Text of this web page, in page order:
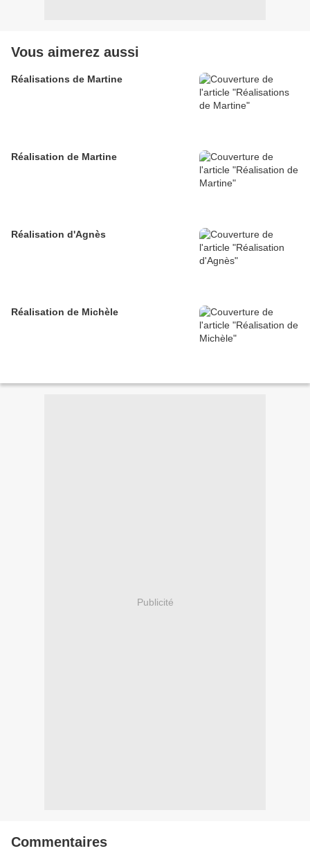
Vous aimerez aussi
Réalisations de Martine
Réalisation de Martine
Réalisation d'Agnès
Réalisation de Michèle
Publicité
Commentaires